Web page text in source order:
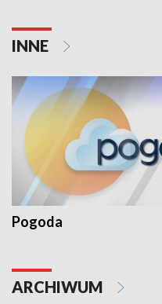
INNE
Pogoda
ARCHIWUM